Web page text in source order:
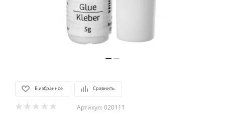
В избранное Сравнить
Артикул: 020111